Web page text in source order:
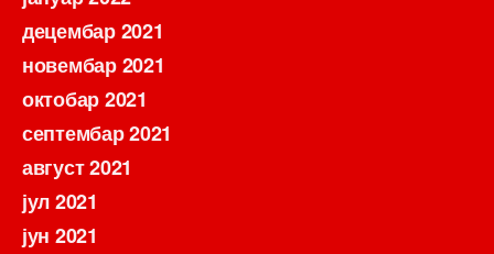
децембар 2021
новембар 2021
октобар 2021
септембар 2021
август 2021
јул 2021
јун 2021